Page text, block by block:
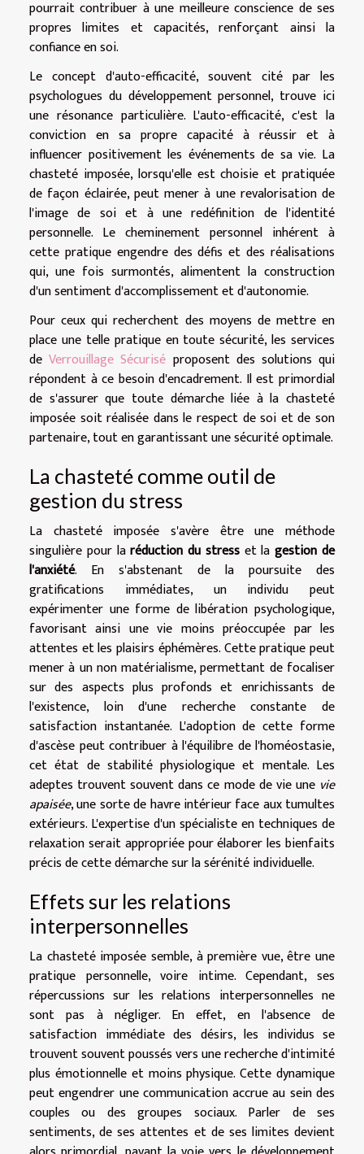
pourrait contribuer à une meilleure conscience de ses
propres limites et capacités, renforçant ainsi la
confiance en soi.
Le concept d'auto-efficacité, souvent cité par les
psychologues du développement personnel, trouve ici
une résonance particulière. L'auto-efficacité, c'est la
conviction en sa propre capacité à réussir et à
influencer positivement les événements de sa vie. La
chasteté imposée, lorsqu'elle est choisie et pratiquée
de façon éclairée, peut mener à une revalorisation de
l'image de soi et à une redéfinition de l'identité
personnelle. Le cheminement personnel inhérent à
cette pratique engendre des défis et des réalisations
qui, une fois surmontés, alimentent la construction
d'un sentiment d'accomplissement et d'autonomie.
Pour ceux qui recherchent des moyens de mettre en
place une telle pratique en toute sécurité, les services
deVerrouillage Sécurisé proposent des solutions qui
répondent à ce besoin d'encadrement. Il est primordial
de s'assurer que toute démarche liée à la chasteté
imposée soit réalisée dans le respect de soi et de son
partenaire, tout en garantissant une sécurité optimale.
La chasteté comme outil de
gestion du stress
La chasteté imposée s'avère être une méthode
singulière pour laréduction du stresset lagestion de
l'anxiété. En s'abstenant de la poursuite des
gratifications immédiates, un individu peut
expérimenter une forme de libération psychologique,
favorisant ainsi une vie moins préoccupée par les
attentes et les plaisirs éphémères. Cette pratique peut
mener à un non matérialisme, permettant de focaliser
sur des aspects plus profonds et enrichissants de
l'existence, loin d'une recherche constante de
satisfaction instantanée. L'adoption de cette forme
d'ascèse peut contribuer à l'équilibre de l'homéostasie,
cet état de stabilité physiologique et mentale. Les
adeptes trouvent souvent dans ce mode de vie une vie
apaisée, une sorte de havre intérieur face aux tumultes
extérieurs. L'expertise d'un spécialiste en techniques de
relaxation serait appropriée pour élaborer les bienfaits
précis de cette démarche sur la sérénité individuelle.
Effets sur les relations
interpersonnelles
La chasteté imposée semble, à première vue, être une
pratique personnelle, voire intime. Cependant, ses
répercussions sur les relations interpersonnelles ne
sont pas à négliger. En effet, en l'absence de
satisfaction immédiate des désirs, les individus se
trouvent souvent poussés vers une recherche d'intimité
plus émotionnelle et moins physique. Cette dynamique
peut engendrer une communication accrue au sein des
couples ou des groupes sociaux. Parler de ses
sentiments, de ses attentes et de ses limites devient